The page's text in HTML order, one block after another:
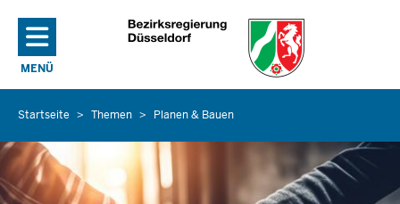
Direkt zum Inhalt
MENÜ
NAVIGATION AKTIVIEREN/DEAKTIVIEREN: HAUPTMENÜ
Sie
befinden
sich
hier
Startseite Themen Planen & Bauen